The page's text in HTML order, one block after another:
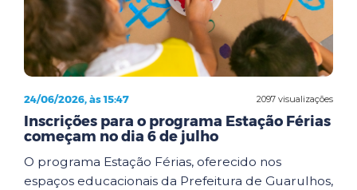
2097 visualizações
24/06/2026, às 15:47
Inscrições para o programa Estação Férias
começam no dia 6 de julho
O programa Estação Férias, oferecido nos
espaços educacionais da Prefeitura de Guarulhos,